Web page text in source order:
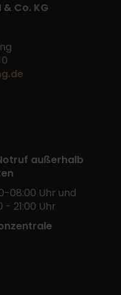
Co. KG
außerhalb
08:00 Uhr und
- 21:00 Uhr